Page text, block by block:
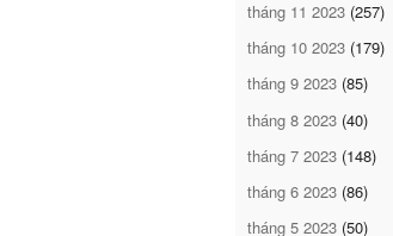
tháng 11 2023 (257)
tháng 10 2023 (179)
tháng 9 2023 (85)
tháng 8 2023 (40)
tháng 7 2023 (148)
tháng 6 2023 (86)
tháng 5 2023 (50)